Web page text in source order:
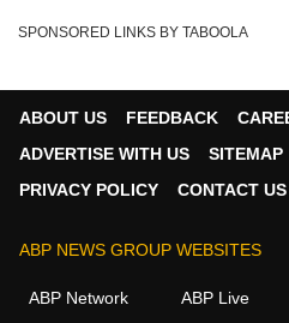
SPONSORED LINKS BY TABOOLA
ABOUT US FEEDBACK
ADVERTISE WITH US
SITEMAP
PRIVACY POLICY
CONTACT US
ABP NEWS GROUP WEBSITES
ABP Network ABP Live